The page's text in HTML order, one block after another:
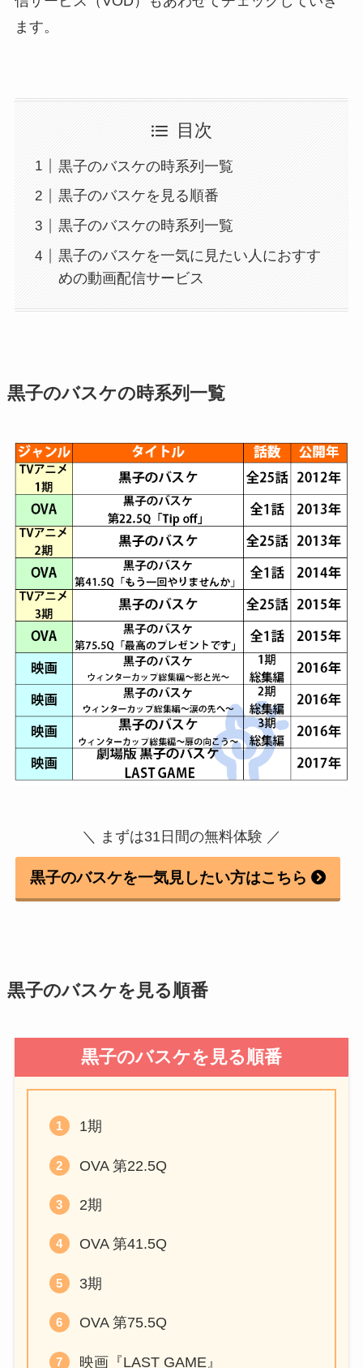
ます。
目次
黒子のバスケの時系列一覧
黒子のバスケを見る順番
黒子のバスケの時系列一覧
黒子のバスケを一気に見たい人におすす
めの動画配信サービス
黒子のバスケの時系列一覧
＼ まずは31日間の無料体験 ／
黒子のバスケを一気見したい方はこちら
黒子のバスケを見る順番
黒子のバスケを見る順番
1期
OVA 第22.5Q
2期
OVA 第41.5Q
3期
OVA 第75.5Q
映画『LAST GAME』